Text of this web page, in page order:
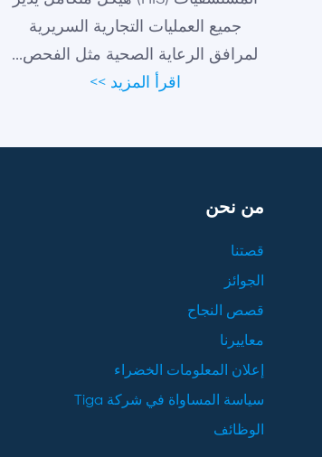
جميع العمليات التجارية السريرية
لمرافق الرعاية الصحية مثل الفحص...
اقرأ المزيد >>
من نحن
قصتنا
الجوائز
قصص النجاح
معاييرنا
إعلان المعلومات الخضراء
سياسة المساواة في شركة Tiga
الوظائف